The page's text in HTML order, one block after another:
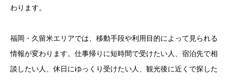
わります。
福岡・久留米エリアでは、移動手段や利用目的によって見られる
情報が変わります。仕事帰りに短時間で受けたい人、宿泊先で相
談したい人、休日にゆっくり受けたい人、観光後に近くで探した